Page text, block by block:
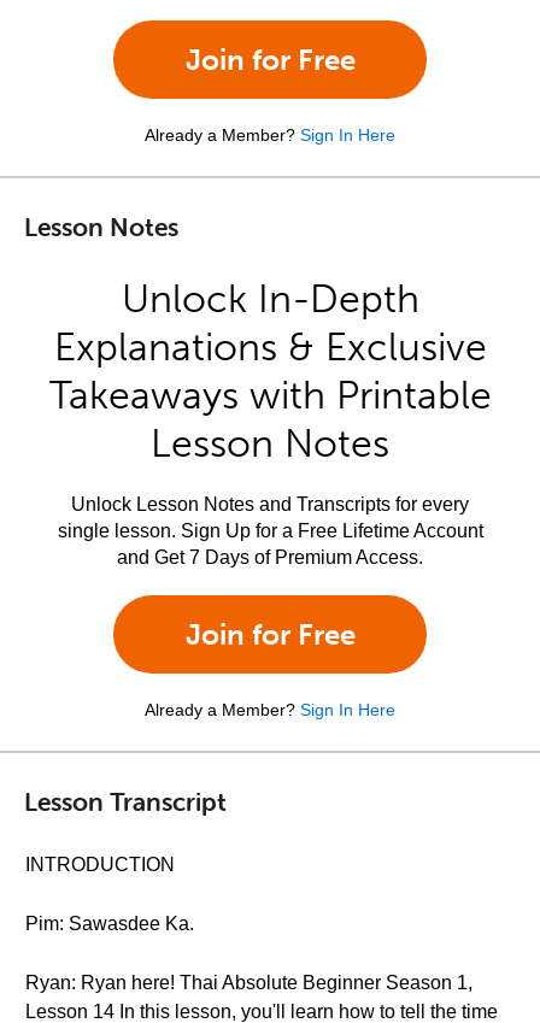
Join for Free
Already a Member? Sign In Here
Lesson Notes
Unlock In-Depth
Explanations & Exclusive
Takeaways with Printable
Lesson Notes
Unlock Lesson Notes and Transcripts for every
single lesson. Sign Up for a Free Lifetime Account
and Get 7 Days of Premium Access.
Join for Free
Already a Member? Sign In Here
Lesson Transcript
INTRODUCTION
Pim: Sawasdee Ka.
Ryan: Ryan here! Thai Absolute Beginner Season 1,
Lesson 14 In this lesson, you'll learn how to tell the time